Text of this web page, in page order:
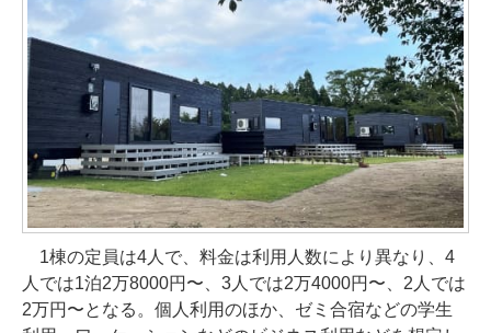
1棟の定員は4人で、料金は利用人数により異なり、4
人では1泊2万8000円〜、3人では2万4000円〜、2人では
2万円〜となる。個人利用のほか、ゼミ合宿などの学生